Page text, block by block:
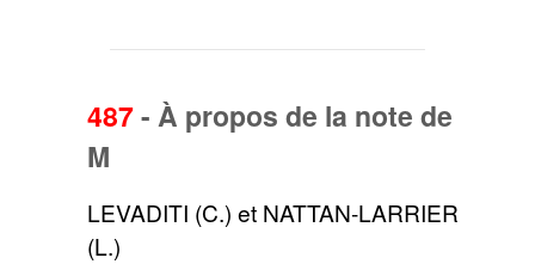
487-À propos de la note de
M
LEVADITI (C.) et NATTAN-LARRIER
(L.)